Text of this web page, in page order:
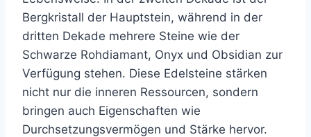
Bergkristall der Hauptstein, während in der
dritten Dekade mehrere Steine wie der
Schwarze Rohdiamant, Onyx und Obsidian zur
Verfügung stehen. Diese Edelsteine stärken
nicht nur die inneren Ressourcen, sondern
bringen auch Eigenschaften wie
Durchsetzungsvermögen und Stärke hervor.